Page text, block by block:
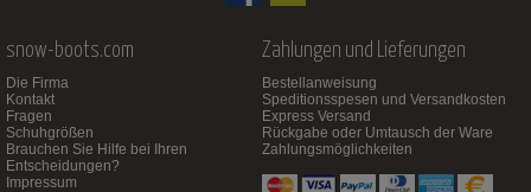
snow-boots.com
Die Firma
Kontakt
Fragen
Schuhgrößen
Brauchen Sie Hilfe bei Ihren
Entscheidungen?
Impressum
Zahlungen und Lieferungen
Bestellanweisung
Speditionsspesen und Versandkosten
Express Versand
Rückgabe oder Umtausch der Ware
Zahlungsmöglichkeiten